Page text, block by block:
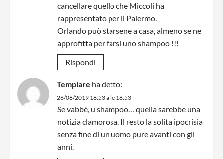
cancellare quello che Miccoli ha
rappresentato per il Palermo.
Orlando può starsene a casa, almeno se ne
approfitta per farsi uno shampoo !!!
Rispondi
Templare ha detto:
26/08/2019 18:53 alle 18:53
Se vabbè, u shampoo… quella sarebbe una
notizia clamorosa. Il resto la solita ipocrisia
senza fine di un uomo pure avanti con gli
anni.